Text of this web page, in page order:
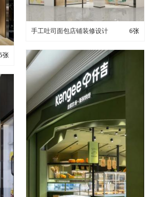
张
装修成这样要花多少钱？
手工吐司面包店铺装修设计 6张